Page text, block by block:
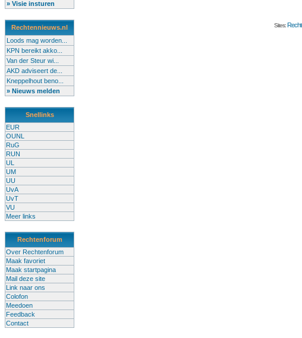
» Visie insturen
Rechtennieuws.nl
Loods mag worden...
KPN bereikt akko...
Van der Steur wi...
AKD adviseert de...
Kneppelhout beno...
» Nieuws melden
Snellinks
EUR
OUNL
RuG
RUN
UL
UM
UU
UvA
UvT
VU
Meer links
Rechtenforum
Over Rechtenforum
Maak favoriet
Maak startpagina
Mail deze site
Link naar ons
Colofon
Meedoen
Feedback
Contact
Sites: